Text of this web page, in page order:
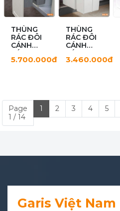
THÙNG
RÁC ĐÔI
CÁNH
KÉO
GW07.40
5.700.000đ
THÙNG
RÁC ĐÔI
CÁNH
KÉO
GARIS
3.460.000đ
Page
1 / 14
1 2 3 4 5
Garis Việt Nam